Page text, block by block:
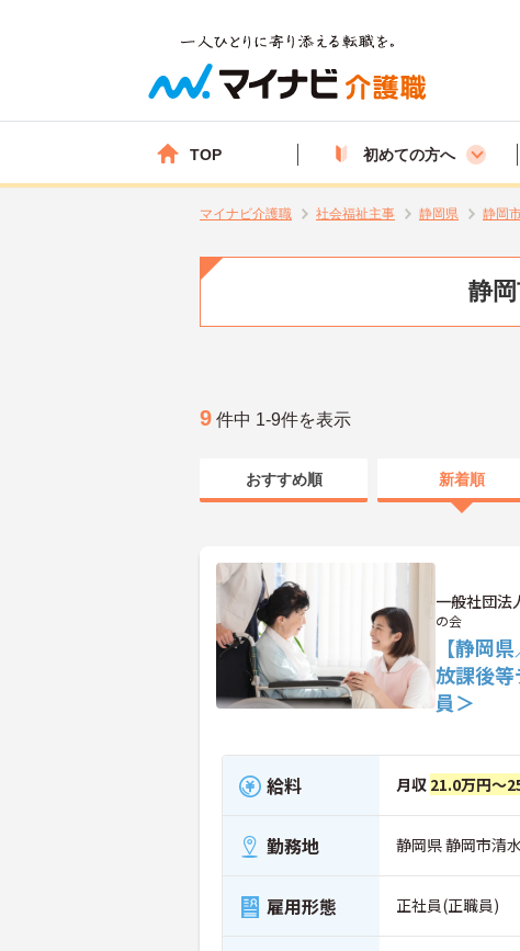
TOP 初めての方へ
マイナビ介護職 社会福祉主事 静岡県 静岡
静
9 件中 1-9件を表示
おすすめ順 新着順
一般社団法
の会
【静岡
放課後
員＞
給料 月収 21.0万円～
勤務地 静岡県 静岡市清
雇用形態 正社員(正職員)